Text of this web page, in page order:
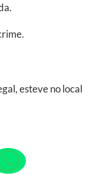
esteve no local